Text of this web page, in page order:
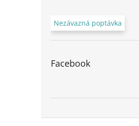
Nezávazná poptávka
Facebook